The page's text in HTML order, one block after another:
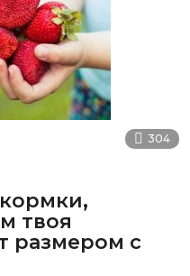
304
твоя
размером с